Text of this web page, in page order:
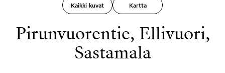
Kaikki kuvat Kartta
Pirunvuorentie, Ellivuori,
Sastamala